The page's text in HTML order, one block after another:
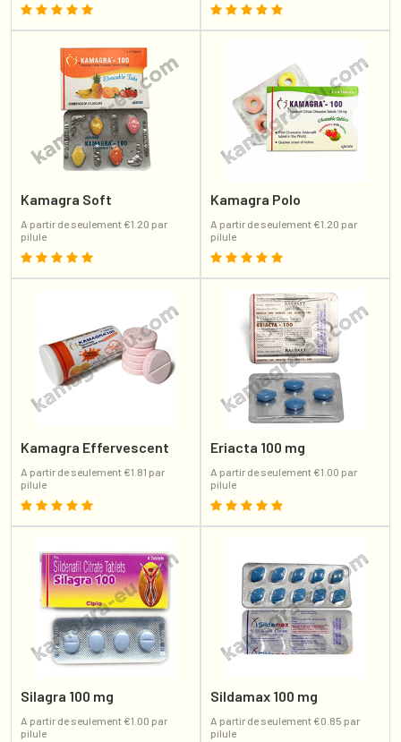
Kamagra Soft
A partir de seulement €1.20 par
pilule
Kamagra Polo
A partir de seulement €1.20 par
pilule
Kamagra Effervescent
A partir de seulement €1.81 par
pilule
Eriacta 100 mg
A partir de seulement €1.00 par
pilule
Silagra 100 mg
A partir de seulement €1.00 par
pilule
Sildamax 100 mg
A partir de seulement €0.85 par
pilule